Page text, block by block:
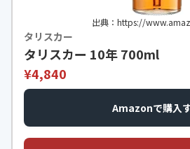
出典：https://
タリスカー
タリスカー 10年 700ml
¥4,840
Amazonで購入